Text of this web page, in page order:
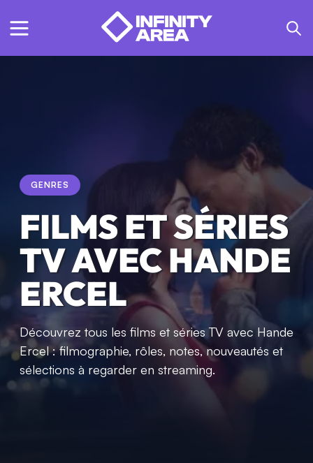
GENRES
FILMS ET SÉRIES
TV AVEC HANDE
ERCEL
Découvrez tous les films et séries TV avec Hande
Ercel : filmographie, rôles, notes, nouveautés et
sélections à regarder en streaming.